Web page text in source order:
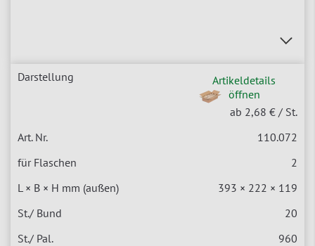
Artikeldetails
öffnen
ab 2,68 € / St.
110.072
2
393 × 222 × 119
20
960